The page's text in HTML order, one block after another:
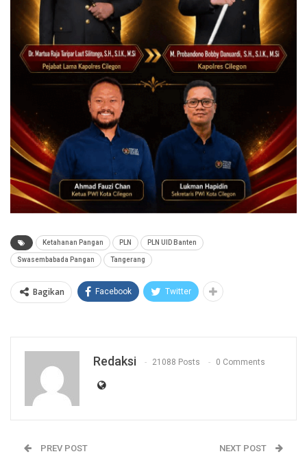
Ketahanan Pangan PLN PLN UID Banten
Swasembabada Pangan Tangerang
Bagikan Facebook Twitter
Redaksi 21088 Posts 0 Comments
PREV POST NEXT POST